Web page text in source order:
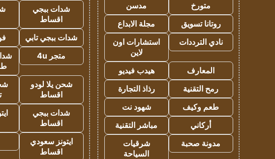
متورخ
مدسن
روتانا تسويق
مجلة الابداع
نادي الترددات
استشارات اون
لاين
المعارف
هيدب فيديو
رمح التقنية
رذاذ التجارة
طعم وكيف
شهود نت
أركاني
مباشر التقنية
مدونة صحبة
شرقيات
السياحة
شدات ببجي
اقساط
شدات ببجي تابي
متجر 4u
شحن يلا لودو
اقساط
شدات ببجي
اقساط
ايتونز سعودي
اقساط